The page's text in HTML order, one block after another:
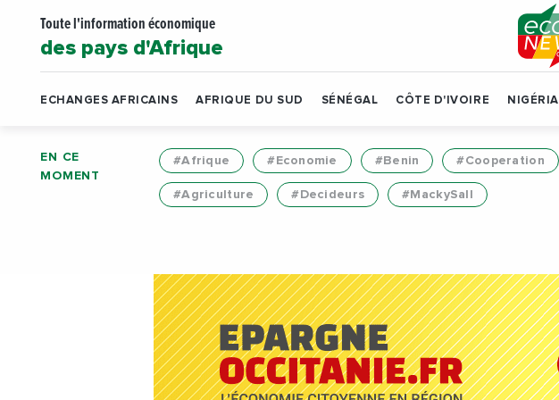
Toute l'information économique
des pays d'Afrique
ECHANGES AFRICAINS AFRIQUE DU SUD SÉNÉGAL CÔTE D'IVOIRE NIGÉRIA
EN CE
MOMENT
#Afrique #Economie #Benin #Cooperation
#Agriculture #Decideurs #MackySall